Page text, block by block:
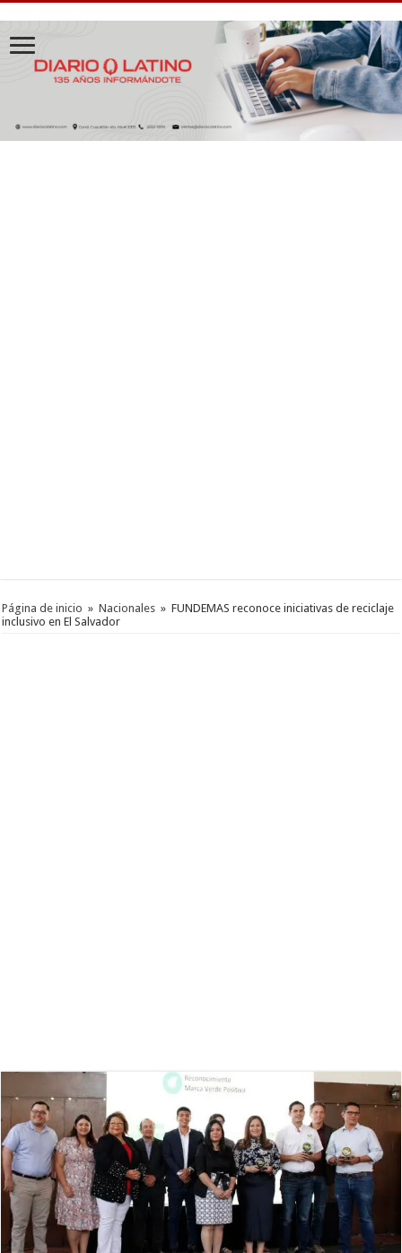
Página de inicio » Nacionales » FUNDEMAS reconoce iniciativas de reciclaje
inclusivo en El Salvador